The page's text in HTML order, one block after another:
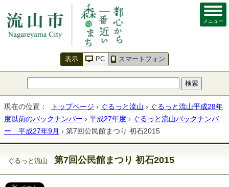
表示 PC スマートフォン
メニュー
現在の位置： トップページ › ぐるっと流山 › ぐるっと流山平成28年
度以前のバックナンバー › 平成27年度 › ぐるっと流山バックナンバ
ー 平成27年9月 › 第7回公民館まつり 初石2015
ぐるっと流山 第7回公民館まつり 初石2015